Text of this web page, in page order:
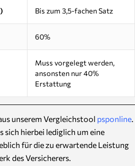
Bis zum 3,5-fachen Satz
60%
Muss vorgelegt werden,
ansonsten nur 40%
Erstattung
unserem Vergleichstool psponline
sich hierbei lediglich um eine
für die zu erwartende Leistung
des Versicherers.